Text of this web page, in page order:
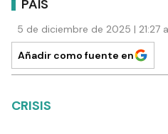
PAÍS
5 de diciembre de 2025 | 21:27
Añadir como fuente en
CRISIS